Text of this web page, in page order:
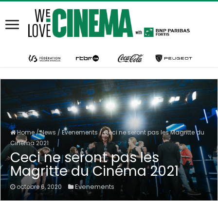
Home/News /Evenements /Ceci ne seront pas les Magritte du
Cinéma 2021
Ceci ne seront pas les
Magritte du Cinéma 2021
octobre 6, 2020 Evenements